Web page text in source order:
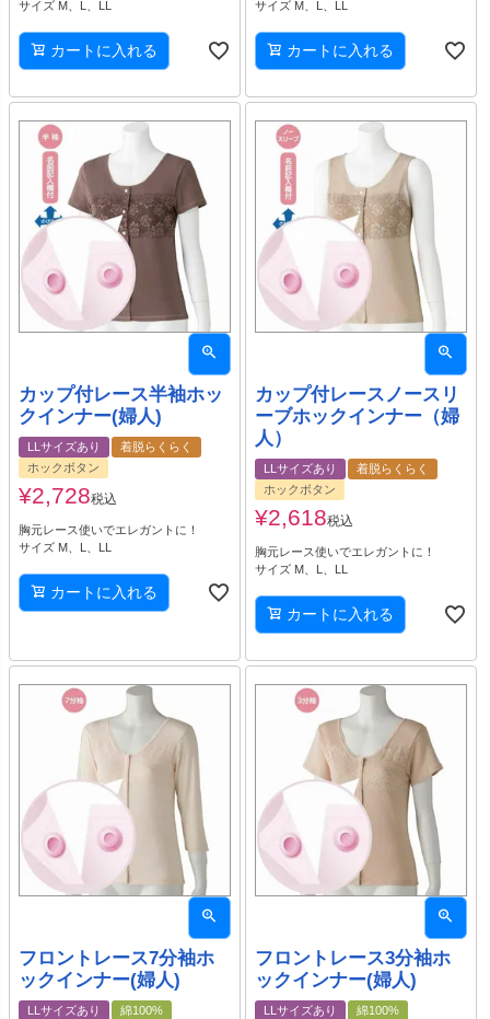
サイズ M、L、LL
カートに入れる
サイズ M、L、LL
カートに入れる
カップ付レース半袖ホッ
クインナー(婦人)
LLサイズあり
着脱らくらく
ホックボタン
¥2,728税込
胸元レース使いでエレガントに！
サイズ M、L、LL
カートに入れる
カップ付レースノースリ
ーブホックインナー（婦
人）
LLサイズあり
着脱らくらく
ホックボタン
¥2,618税込
胸元レース使いでエレガントに！
サイズ M、L、LL
カートに入れる
フロントレース7分袖ホ
ックインナー(婦人)
LLサイズあり
綿100%
フロントレース3分袖ホ
ックインナー(婦人)
LLサイズあり
綿100%